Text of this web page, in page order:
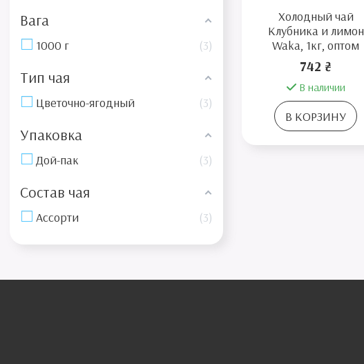
Холодный чай
Клубника и лимон
Waka, 1кг, оптом
742 ₴
В наличии
В КОРЗИНУ
Вага
1000 г 3
Тип чая
Цветочно-ягодный 3
Упаковка
Дой-пак 3
Состав чая
Ассорти 3